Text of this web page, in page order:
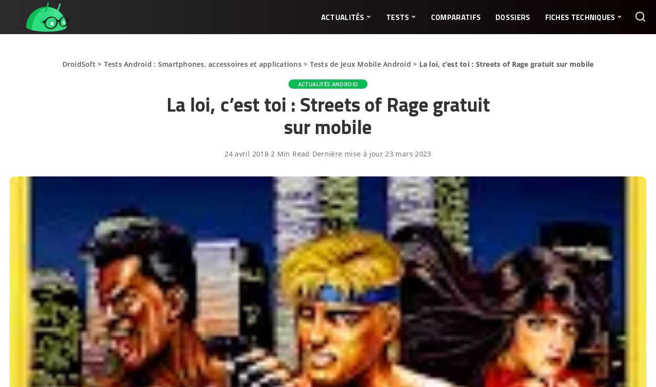
ACTUALITÉS TESTS COMPARATIFS DOSSIERS FICHES TECHNIQUES
DroidSoft > Tests Android : Smartphones, accessoires et applications> Tests de Jeux Mobile Android > La loi, c’est toi : Streets of Rage gratuit sur mobile
ACTUALITÉS ANDROID
La loi, c’est toi : Streets of Rage gratuit
sur mobile
24 avril 2018 2 Min Read Dernière mise à jour 23 mars 2023